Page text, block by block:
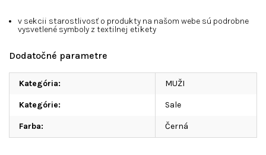
v sekcii starostlivosť o produkty na našom webe sú podrobne
vysvetlené symboly z textilnej etikety
Dodatočné parametre
Kategória: MUŽI
Kategórie: Sale
Farba: Černá